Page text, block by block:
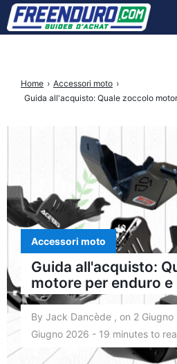
Accessori moto
Guida all'acquisto:
motore per enduro
By Jack Dancède , on 2
Giugno 2026 - 19 minutes to
Home › Accessori moto ›
Guida all'acquisto: Quale zoccolo
ACCESSORI MOTO
ASSICURAZIONE
NEGOZI